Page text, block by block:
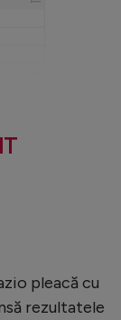
pleacă cu
rezultatele